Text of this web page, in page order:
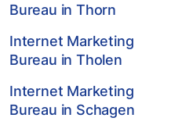
Bureau in Thorn
Internet Marketing
Bureau in Tholen
Internet Marketing
Bureau in Schagen